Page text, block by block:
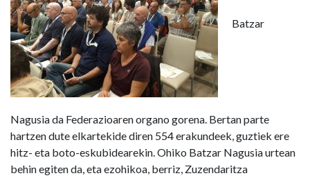
Batzar
Nagusia da Federazioaren organo gorena. Bertan parte
hartzen dute elkartekide diren 554 erakundeek, guztiek ere
hitz- eta boto-eskubidearekin. Ohiko Batzar Nagusia urtean
behin egiten da, eta ezohikoa, berriz, Zuzendaritza